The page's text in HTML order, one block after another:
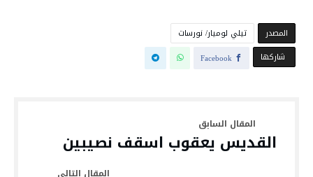
‫المصدر‬
تيلي لوميار/ نورسات
‫‫ شاركها‬
Facebook
القديس يعقوب اسقف نصيبين